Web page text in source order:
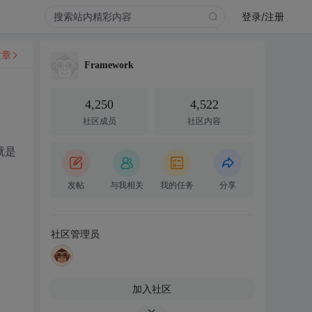
登录/注册
是
Framework
4,250
社区成员
4,522
社区内容
发帖 与我相关 我的任务 分享
社区管理员
加入社区